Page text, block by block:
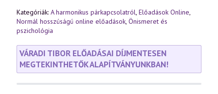
Kategóriák: A harmonikus párkapcsolatról, Előadások Online,
Normál hosszúságú online előadások, Önismeret és
pszichológia
VÁRADI TIBOR ELŐADÁSAI DÍJMENTESEN
MEGTEKINTHETŐK ALAPÍTVÁNYUNKBAN!